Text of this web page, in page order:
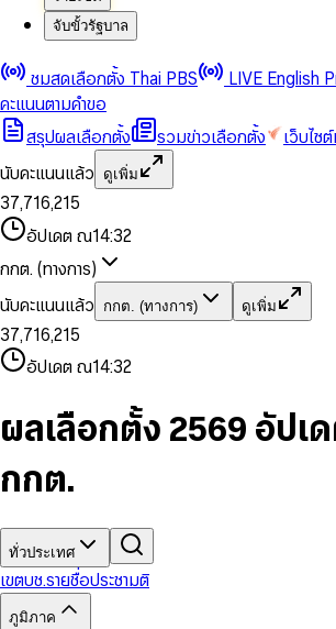
จับขั้วรัฐบาล
ชมสดเลือกตั้ง Thai PBS LIVE English
คะแนนตามคำขอ
สรุปผลเลือกตั้ง
รวมข่าวเลือกตั้ง
เว็บไซ
นับคะแนนแล้ว
ดูเพิ่ม
0
1
2
3
4
5
6
8
9
0
1
2
3
4
5
6
7
8
9
,
0
1
2
4
6
7
8
9
0
1
2
3
4
5
6
7
8
9
0
1
3
5
6
7
8
9
,
1
2
4
5
7
8
9
0
1
3
4
6
7
8
9
0
2
3
4
5
7
8
อัปเดต ณ14:32
กกต. (ทางการ)
นับคะแนนแล้ว
กกต. (ทางการ) ดูเพิ่ม
0
1
2
3
4
5
7
8
0
1
2
4
5
6
7
8
9
,
0
1
2
4
6
7
8
9
0
1
2
3
5
6
8
9
0
1
3
5
6
7
8
,
1
2
4
6
7
9
0
1
3
5
6
8
9
0
2
3
4
5
7
9
อัปเดต ณ14:32
ผลเลือกตั้ง 2569 อัปเ
กกต.
ทั่วประเทศ
เขตบช.รายชื่อประชามติ
ภูมิภาค